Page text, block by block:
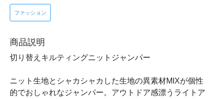
ファッション
商品説明
切り替えキルティングニットジャンパー
ニット生地とシャカシャカした生地の異素材MIXが個性
的でおしゃれなジャンパー。アウトドア感漂うライトア